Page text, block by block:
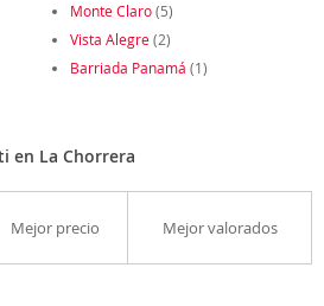
Monte Claro(5)
Vista Alegre(2)
Barriada Panamá (1)
en La Chorrera
Mejor precio Mejor valorados